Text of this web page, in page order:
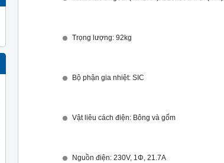
Trọng lượng: 92kg
Bộ phận gia nhiệt: SIC
Vật liêu cách điện: Bông và gốm
Nguồn điện: 230V, 1Φ, 21.7A